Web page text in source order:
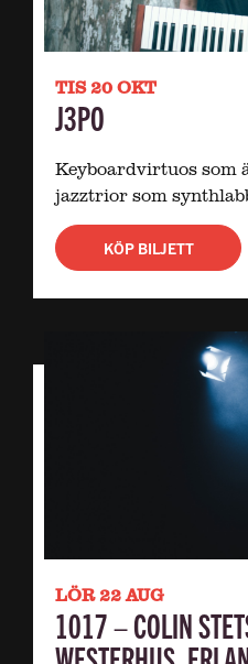
TIS 20 OKT
J3PO
Keyboardvirtuos som
jazztrior som
KÖP BILJETT
LÖR 22 AUG
1017 – COLIN